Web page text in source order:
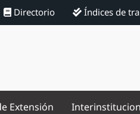
Directorio Índices de
Extensión